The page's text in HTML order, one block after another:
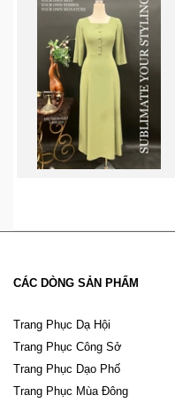
CÁC DÒNG SẢN PHẨM
Trang Phục Dạ Hội
Trang Phục Công Sở
Trang Phục Dạo Phố
Trang Phục Mùa Đông